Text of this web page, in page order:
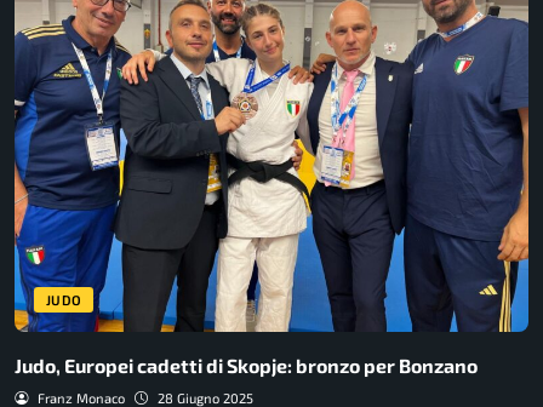
JUDO
Judo, Europei cadetti di Skopje: bronzo per Bonzano
Franz Monaco 28 Giugno 2025